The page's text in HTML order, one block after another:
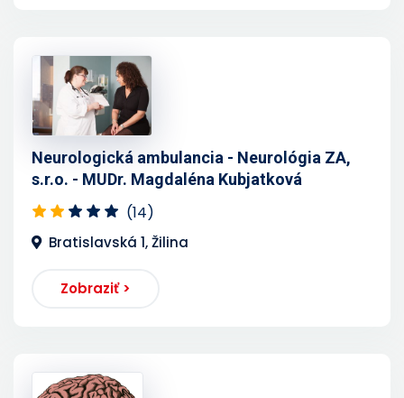
Neurologická ambulancia - Neurológia ZA,
s.r.o. - MUDr. Magdaléna Kubjatková
(14)
Bratislavská 1, Žilina
Zobraziť >